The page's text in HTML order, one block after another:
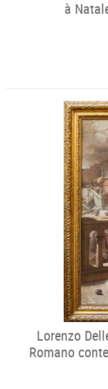
à
Lorenzo
Romano